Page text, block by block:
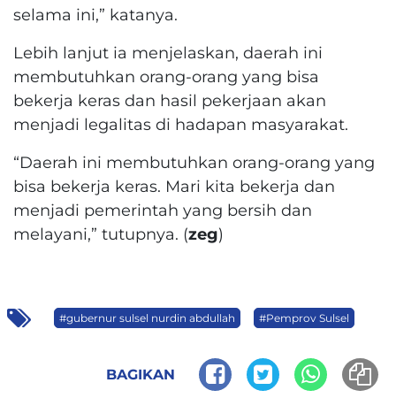
selama ini,” katanya.
Lebih lanjut ia menjelaskan, daerah ini
membutuhkan orang-orang yang bisa
bekerja keras dan hasil pekerjaan akan
menjadi legalitas di hadapan masyarakat.
“Daerah ini membutuhkan orang-orang yang
bisa bekerja keras. Mari kita bekerja dan
menjadi pemerintah yang bersih dan
melayani,” tutupnya. (zeg)
#gubernur sulsel nurdin abdullah #Pemprov Sulsel
BAGIKAN